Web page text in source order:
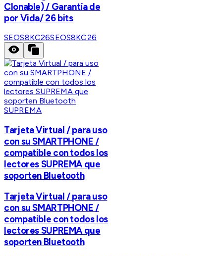
Clonable) / Garantía de
por Vida/ 26 bits
SEOS8KC26SEOS8KC26
SUPREMA
Tarjeta Virtual / para uso
con su SMARTPHONE /
compatible con todos los
lectores SUPREMA que
soporten Bluetooth
Tarjeta Virtual / para uso
con su SMARTPHONE /
compatible con todos los
lectores SUPREMA que
soporten Bluetooth